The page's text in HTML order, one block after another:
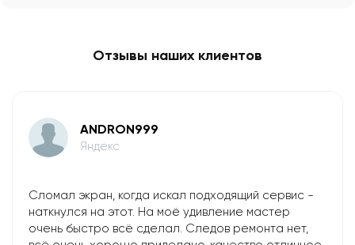
Отзывы наших клиентов
ANDRON999
Яндекс
Сломал экран, когда искал подходящий сервис -
наткнулся на этот. На моё удивление мастер
очень быстро всё сделал. Следов ремонта нет,